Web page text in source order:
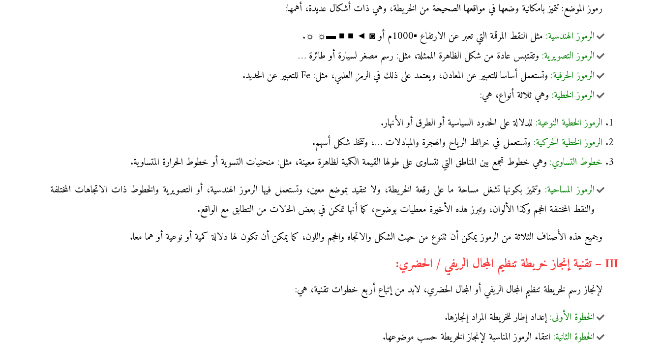
رموز الموضع: تتميز بامكانية وضعها في مواقعها الصحيحة من الخريطة، وهي ذات أشكال عديدة، أهمها:
الرموز الهندسية: مثل النقط المرقمة التي تعبر عن الارتفاع ▪1000م أو ◙ ◄ ■ ■ ▬☼ ☼.
الرموز التصويرية: وتقتبس عادة من شكل الظاهرة الممثلة، مثل: رسم مصغر لسيارة أو طائرة …
الرموز الحرفية: وتستعمل أساسا للتعبير عن المعادن، ويعتمد على ذلك في الرمز العلمي، مثل: Fe للتعبير عن الحديد.
الرموز الخطية: وهي ثلاثة أنواع، هي:
الرموز الخطية النوعية: للدلالة على الحدود السياسية أو الطرق أو الأنهار.
الرموز الخطية الحركية: وتستعمل في خرائط الرياح والهجرة والمبادلات …، وتتخذ شكل أسهم.
خطوط التساوي: وهي خطوط تجمع بين المناطق التي تتساوى على طولها القيمة الكمية لظاهرة معينة، مثل: منحنيات التسوية أو خطوط الحرارة المتساوية.
الرموز المساحية: وتتميز بكونها تشغل مساحة ما على رقعة الخريطة، ولا تتقيد بموضع معين، وتستعمل فيها الرموز الهندسية، أو التصويرية والخطوط ذات الاتجاهات المختلفة
والنقط المختلفة الحجم وكذا الألوان، وتبرز هذه الأخيرة معطيات بوضوح، كما أنها تمكن في بعض الحالات من التطابق مع الواقع.
وجميع هذه الأصناف الثلاثة من الرموز يمكن أن تتنوع من حيث الشكل والاتجاه والحجم واللون، كما يمكن أن تكون لها دلالة كمية أو نوعية أو هما معا.
III – تقنية إنجاز خريطة تنظيم المجال الريفي / الحضري:
لإنجاز رسم لخريطة تنظيم المجال الريفي أو المجال الحضري، لابد من إتباع أربع خطوات تقنية، هي:
الخطوة الأولى:إعداد إطار للخريطة المراد إنجازها.
الخطوة الثانية: انتقاء الرموز المناسبة لإنجاز الخريطة حسب موضوعها.